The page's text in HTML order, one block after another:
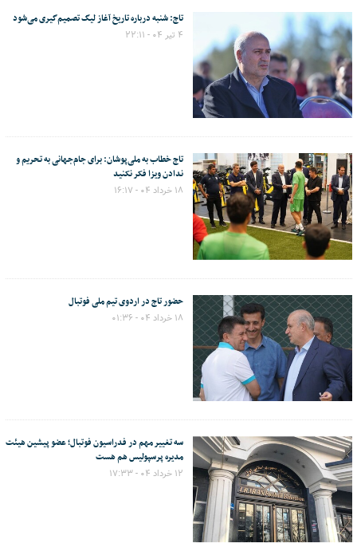
تاج: شنبه درباره تاریخ آغاز لیگ تصمیم‌گیری می‌شود
۴ تیر ۰۴ - ۲۲:۱۱
تاج خطاب به ملی‌پوشان: برای جام‌جهانی به تحریم و
ندادن ویزا فکر نکنید
۱۸ خرداد ۰۴ - ۱۶:۱۷
حضور تاج در اردوی تیم ملی فوتبال
۱۸ خرداد ۰۴ - ۰۱:۳۶
سه تغییر مهم در فدراسیون فوتبال؛ عضو پیشین هیئت
مدیره پرسپولیس هم هست
۱۲ خرداد ۰۴ - ۱۷:۳۳